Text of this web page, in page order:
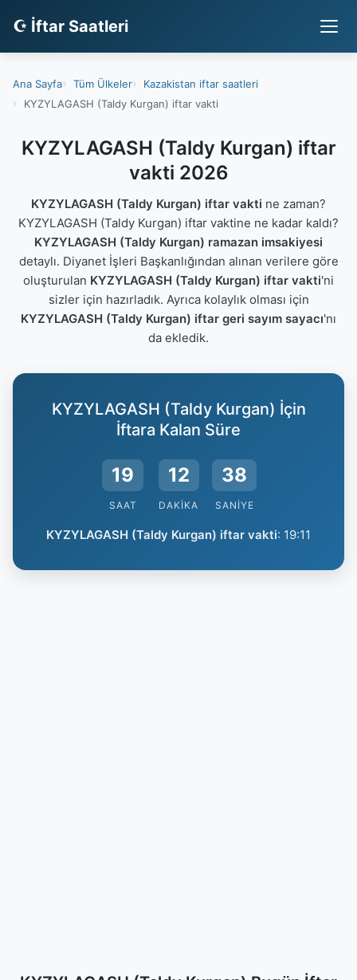
☪ İftar Saatleri
Ana Sayfa Tüm Ülkeler
Kazakistan iftar saatleri
KYZYLAGASH (Taldy Kurgan) iftar vakti
KYZYLAGASH (Taldy Kurgan) iftar
vakti 2026
KYZYLAGASH (Taldy Kurgan) iftar vakti ne zaman?
KYZYLAGASH (Taldy Kurgan) iftar vaktine ne kadar kaldı?
KYZYLAGASH (Taldy Kurgan) ramazan imsakiyesi
detaylı. Diyanet İşleri Başkanlığından alınan verilere göre
oluşturulan KYZYLAGASH (Taldy Kurgan) iftar vakti'ni
sizler için hazırladık. Ayrıca kolaylık olması için
KYZYLAGASH (Taldy Kurgan) iftar geri sayım sayacı'nı
da ekledik.
KYZYLAGASH (Taldy Kurgan) İçin
İftara Kalan Süre
19
SAAT
12
DAKIKA
37
SANIYE
KYZYLAGASH (Taldy Kurgan) iftar vakti: 19:11